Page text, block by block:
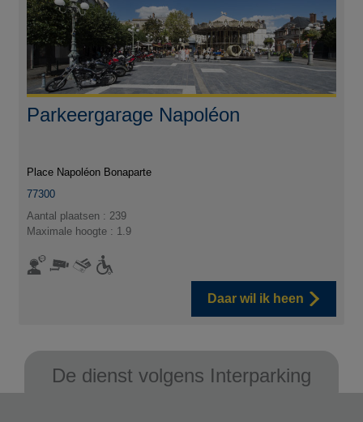
Parkeergarage Napoléon
Place Napoléon Bonaparte
77300
Aantal plaatsen : 239
Maximale hoogte : 1.9
Daar wil ik heen
De dienst volgens Interparking